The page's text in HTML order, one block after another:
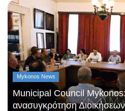
Mykonos News
Municipal Council
ανασυγκρότηση